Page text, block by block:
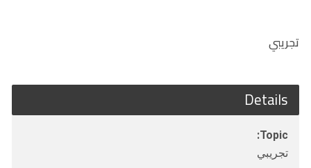
تجريبي
Details
Topic:
تجريبي